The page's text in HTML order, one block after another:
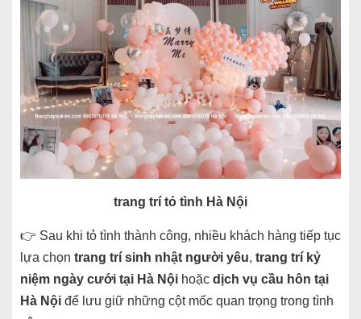
trang trí tỏ tình Hà Nội
👉 Sau khi tỏ tình thành công, nhiều khách hàng tiếp tục
lựa chọn trang trí sinh nhật người yêu, trang trí kỷ
niệm ngày cưới tại Hà Nội hoặc dịch vụ cầu hôn tại
Hà Nội để lưu giữ những cột mốc quan trọng trong tình